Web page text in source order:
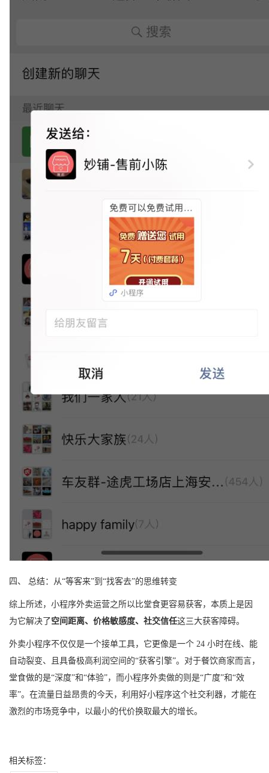
四、 总结：从“等客来”到“找客去”的思维转变
综上所述，小程序外卖运营之所以比堂食更容易获客，本质上是因
为它解决了空间距离、价格敏感度、社交信任这三大获客障碍。
外卖小程序不仅仅是一个接单工具，它更像是一个 24 小时在线、能
自动裂变、且具备极高利润空间的“获客引擎”。对于餐饮商家而言，
堂食做的是“深度”和“体验”，而小程序外卖做的则是“广度”和“效
率”。在流量日益昂贵的今天，利用好小程序这个社交利器，才能在
激烈的市场竞争中，以最小的代价换取最大的增长。
相关标签：